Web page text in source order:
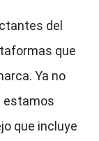
del
que
Ya no
estamos
que incluye